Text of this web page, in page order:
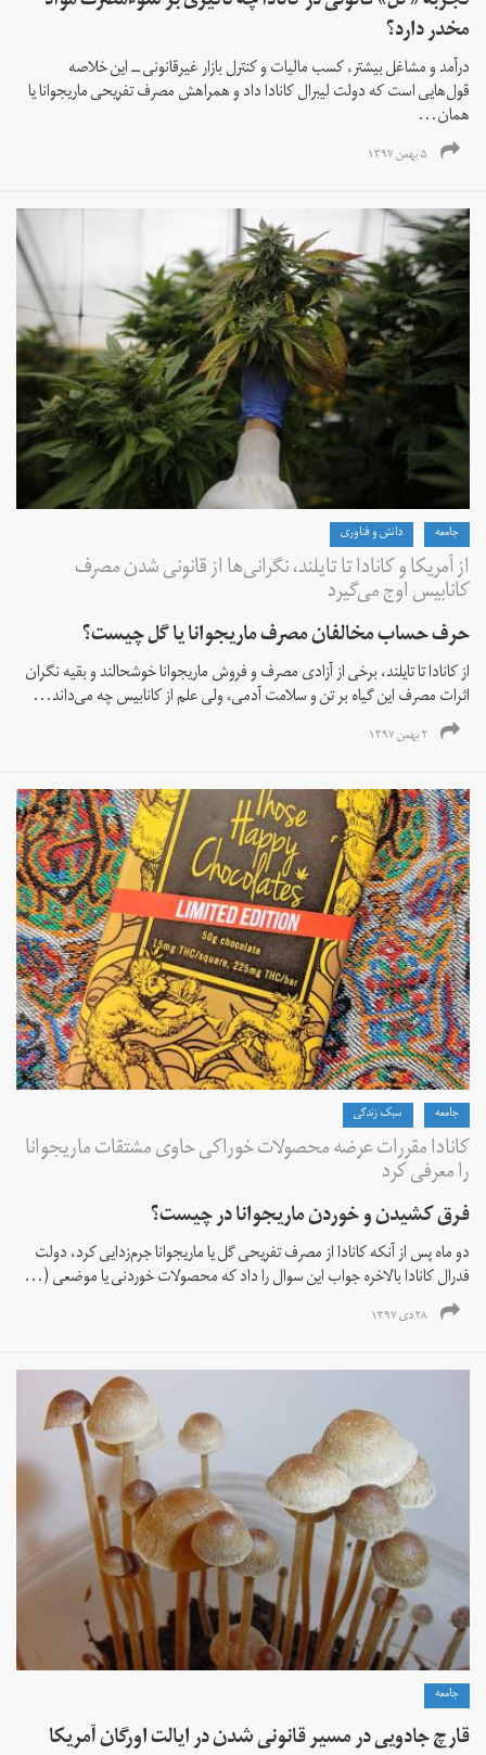
مخدر دارد؟
درآمد و مشاغل بیشتر، کسب مالیات و کنترل بازار غیر‌قانونی ــ این خلاصه
قول‌هایی است که دولت لیبرال کانادا داد و همراهش مصرف تفریحی ماریجوانا یا
همان...
۵ بهمن ۱۳۹۷
جامعه دانش و فناوری
از آمریکا و کانادا تا تایلند، نگرانی‌ها از قانونی شدن مصرف
کانابیس اوج می‌گیرد
حرف حساب مخالفان مصرف ماریجوانا یا گل چیست؟
از کانادا تا تایلند، برخی از آزادی مصرف و فروش ماریجوانا خوشحالند و بقیه نگران
اثرات مصرف این گیاه بر تن و سلامت آدمی، ولی علم از کانابیس چه می‌داند...
۲ بهمن ۱۳۹۷
جامعه سبک زندگی
کانادا مقررات عرضه محصولات خوراکی حاوی مشتقات ماریجوانا
را معرفی کرد
فرق کشیدن و خوردن ماریجوانا در چیست؟
دو ماه پس از آنکه کانادا از مصرف تفریحی گل یا ماریجوانا جرم‌زدایی کرد، دولت
فدرال کانادا بالاخره جواب این سوال را داد که محصولات خوردنی یا موضعی (...
۲۸ دی ۱۳۹۷
جامعه
قارچ جادویی در مسیر قانونی شدن در ایالت اورگان آمریکا